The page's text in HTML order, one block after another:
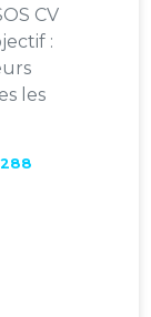
CV
:
les
288